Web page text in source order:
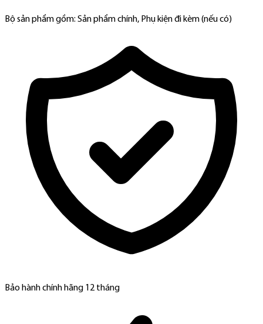
Bộ sản phẩm gồm: Sản phẩm chính, Phụ kiện đi kèm (nếu có)
Bảo hành chính hãng 12 tháng